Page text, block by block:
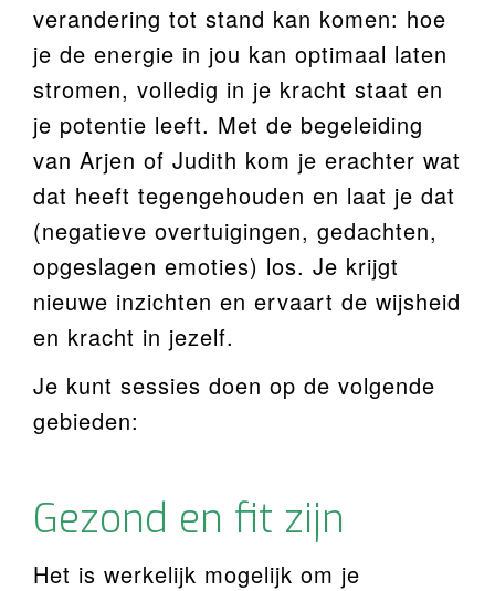
verandering tot stand kan komen: hoe
je de energie in jou kan optimaal laten
stromen, volledig in je kracht staat en
je potentie leeft. Met de begeleiding
van Arjen of Judith kom je erachter wat
dat heeft tegengehouden en laat je dat
(negatieve overtuigingen, gedachten,
opgeslagen emoties) los. Je krijgt
nieuwe inzichten en ervaart de wijsheid
en kracht in jezelf.
Je kunt sessies doen op de volgende
gebieden:
Gezond en fit zijn
Het is werkelijk mogelijk om je